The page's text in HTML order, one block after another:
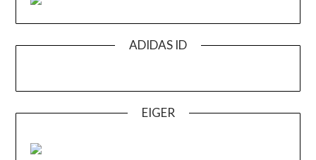
ADIDAS ID
EIGER